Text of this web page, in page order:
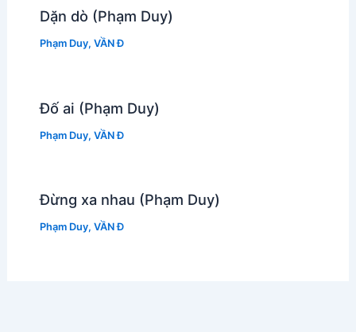
Dặn dò (Phạm Duy)
Phạm Duy, VẦN Đ
Đố ai (Phạm Duy)
Phạm Duy, VẦN Đ
Đừng xa nhau (Phạm Duy)
Phạm Duy, VẦN Đ